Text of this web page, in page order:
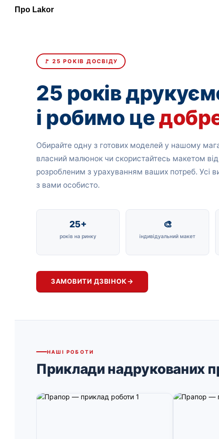
Про Lakor
🚩 25 РОКІВ ДОСВІДУ
25 років
і робимо це
Обирайте одну з готових моделей у нашому
власний малюнок чи скористайтесь макетом
розробленим з урахуванням ваших потреб. Усі
з вами особисто.
25+
років на ринку
🎨
індивідуальний макет
ЗАМОВИТИ ДЗВІНОК→
НАШІ РОБОТИ
Приклади надрукованих